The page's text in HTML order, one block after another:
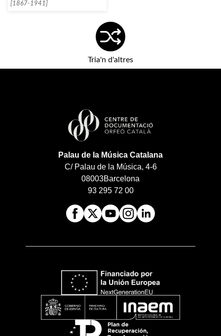
[1867-1941]
Tria'n d'altres
Palau de la Música Catalana
C/ Palau de la Música, 4-6
08003Barcelona
93 295 72 00